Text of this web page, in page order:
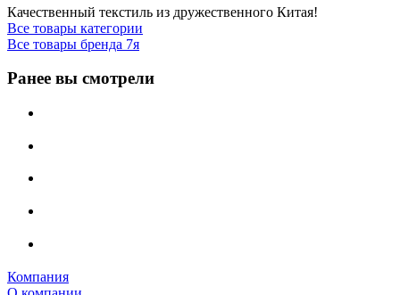
Качественный текстиль из дружественного Китая!
Все товары категории
Все товары бренда 7я
Ранее вы смотрели
Компания